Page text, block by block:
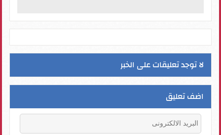
لا توجد تعليقات على الخبر
اضف تعليق